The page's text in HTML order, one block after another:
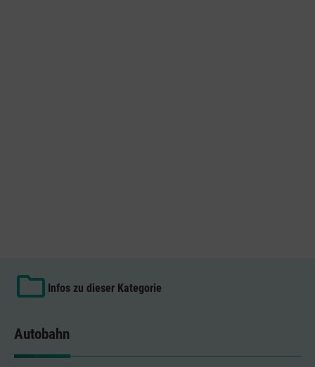
Infos zu dieser Kategorie
Autobahn